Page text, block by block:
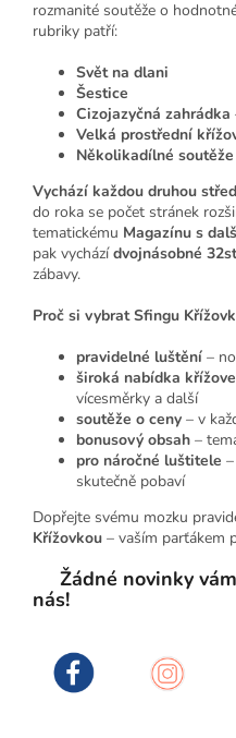
rozmanité soutěže o
rubriky patří:
Svět na dlani
Šestice
Cizojazyčná zahrádka
Velká prostřední
Několikadílné soutěže
Vychází každou druhou
do roka se počet stránek
tematickému Magazínu s
pak vychází dvojnásobné
zábavy.
Proč si vybrat Sfingu
pravidelné luštění –
široká nabídka
vícesměrky a další
soutěže o ceny – v
bonusový obsah –
pro náročné luštitele
skutečně pobaví
Dopřejte svému mozku
Křížovkou – vaším parťákem
Žádné novinky
nás!